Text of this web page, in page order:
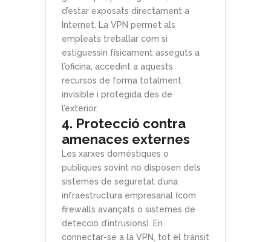
d’estar exposats directament a
Internet. La VPN permet als
empleats treballar com si
estiguessin físicament asseguts a
l’oficina, accedint a aquests
recursos de forma totalment
invisible i protegida des de
l’exterior.
4. Protecció contra
amenaces externes
Les xarxes domèstiques o
públiques sovint no disposen dels
sistemes de seguretat d’una
infraestructura empresarial (com
firewalls avançats o sistemes de
detecció d’intrusions). En
connectar-se a la VPN, tot el trànsit